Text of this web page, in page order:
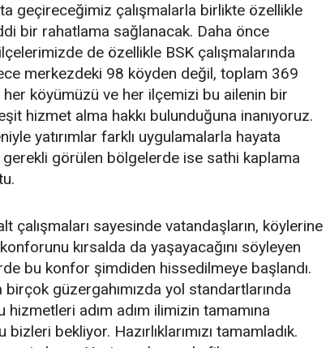
geçireceğimiz çalışmalarla birlikte özellikle
bir rahatlama sağlanacak. Daha önce
de özellikle BSK çalışmalarında
merkezdeki 98 köyden değil, toplam 369
her köyümüzü ve her ilçemizi bu ailenin bir
hizmet alma hakkı bulunduğuna inanıyoruz.
yatırımlar farklı uygulamalarla hayata
görülen bölgelerde ise sathi kaplama
çalışmaları sayesinde vatandaşların, köylerine
kırsalda da yaşayacağını söyleyen
bu konfor şimdiden hissedilmeye başlandı.
birçok güzergahımızda yol standartlarında
adım adım ilimizin tamamına
bekliyor. Hazırlıklarımızı tamamladık.